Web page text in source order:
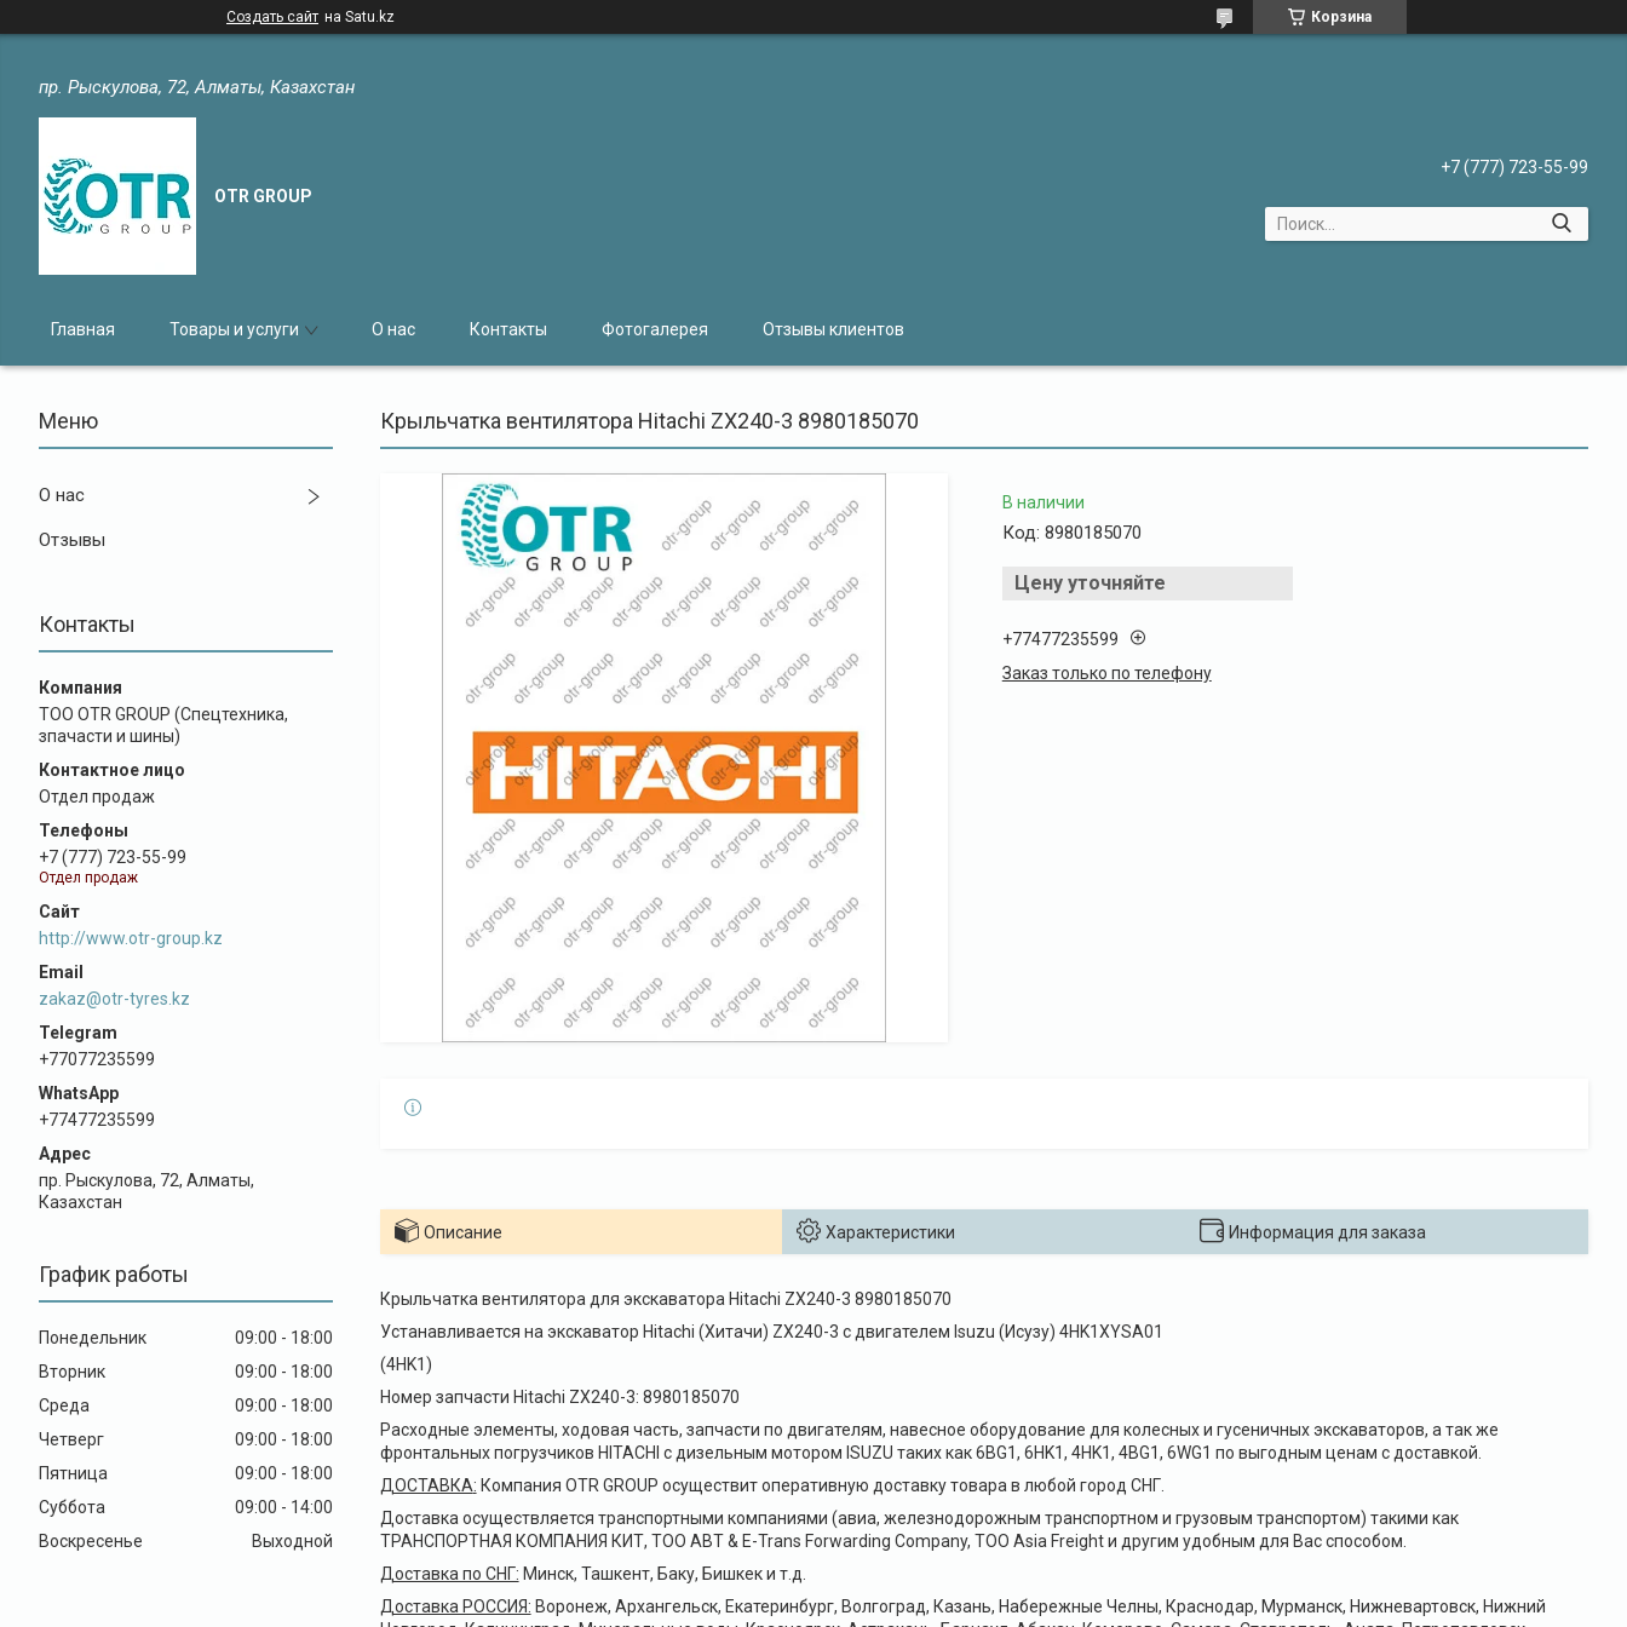
Создать сайт на Satu.kz Корзина
пр. Рыскулова, 72, Алматы, Казахстан
OTR GROUP
+7 (777) 723-55-99
Главная Товары и услуги О нас Контакты Фотогалерея Отзывы клиентов
О нас
Отзывы
Контакты
ТОО OTR GROUP (Спецтехника,
зпачасти и шины)
Отдел продаж
+7 (777) 723-55-99
Отдел продаж
http://www.otr-group.kz
zakaz@otr-tyres.kz
+77077235599
+77477235599
пр. Рыскулова, 72, Алматы,
Казахстан
График работы
Понедельник 09:00
18:00
Вторник
09:00
18:00
Среда
09:00
18:00
Четверг
09:00
18:00
Пятница
09:00
18:00
Суббота
09:00
14:00
Воскресенье
Выходной
Крыльчатка вентилятора Hitachi ZX240-3 8980185070
В наличии
Код: 8980185070
Цену уточняйте
+77477235599
Заказ только по телефону
Описание Характеристики Информация для заказа
Крыльчатка вентилятора для экскаватора Hitachi ZX240-3 8980185070
Устанавливается на экскаватор Hitachi (Хитачи) ZX240-3 с двигателем Isuzu (Исузу) 4HK1XYSA01
(4HK1)
Номер запчасти Hitachi ZX240-3: 8980185070
Расходные элементы, ходовая часть, запчасти по двигателям, навесное оборудование для колесных и гусеничных экскаваторов, а так же
фронтальных погрузчиков HITACHI с дизельным мотором ISUZU таких как 6BG1, 6HK1, 4HK1, 4BG1, 6WG1 по выгодным ценам с доставкой.
ДОСТАВКА: Компания OTR GROUP осуществит оперативную доставку товара в любой город СНГ.
Доставка осуществляется транспортными компаниями (авиа, железнодорожным транспортном и грузовым транспортом) такими как
ТРАНСПОРТНАЯ КОМПАНИЯ КИТ, ТОО ABT & E-Trans Forwarding Company, ТОО Asia Freight и другим удобным для Вас способом.
Доставка по СНГ: Минск, Ташкент, Баку, Бишкек и т.д.
Доставка РОССИЯ: Воронеж, Архангельск, Екатеринбург, Волгоград, Казань, Набережные Челны, Краснодар, Мурманск, Нижневартовск, Нижний